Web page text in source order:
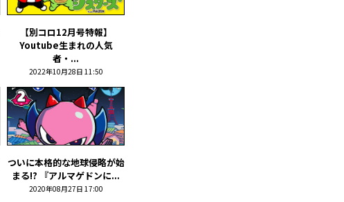
【別コロ12月号特報】
Youtube生まれの人気
者・...
2022年10月28日 11:50
ついに本格的な地球侵略が始
まる!? 『アルマゲドンに...
2020年08月27日 17:00